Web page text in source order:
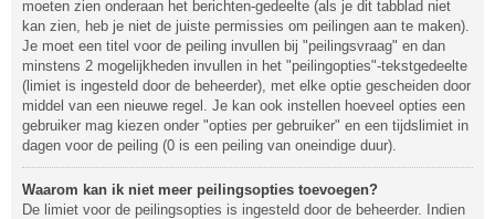
moeten zien onderaan het berichten-gedeelte (als je dit tabblad niet
kan zien, heb je niet de juiste permissies om peilingen aan te maken).
Je moet een titel voor de peiling invullen bij "peilingsvraag" en dan
minstens 2 mogelijkheden invullen in het "peilingopties"-tekstgedeelte
(limiet is ingesteld door de beheerder), met elke optie gescheiden door
middel van een nieuwe regel. Je kan ook instellen hoeveel opties een
gebruiker mag kiezen onder "opties per gebruiker" en een tijdslimiet in
dagen voor de peiling (0 is een peiling van oneindige duur).
Waarom kan ik niet meer peilingsopties toevoegen?
De limiet voor de peilingsopties is ingesteld door de beheerder. Indien